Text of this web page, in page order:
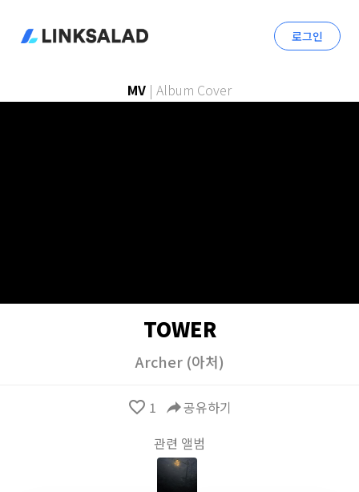
로그인
MV | Album Cover
TOWER
Archer (아처)
favorite_border 1 reply공유하기
관련 앨범